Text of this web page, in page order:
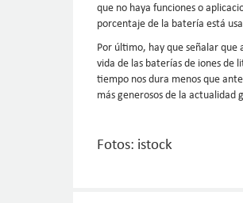
que no haya funciones o
porcentaje de la batería está
Por último, hay que señalar
vida de las baterías de iones de
tiempo nos dura menos que
más generosos de la
Fotos: istock